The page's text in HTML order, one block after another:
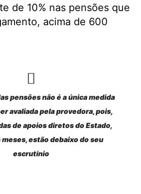
de 10% nas pensões que
acima de 600
pensões não é a única medida
avaliada pela provedora, pois,
de apoios diretos do Estado,
estão debaixo do seu
escrutínio